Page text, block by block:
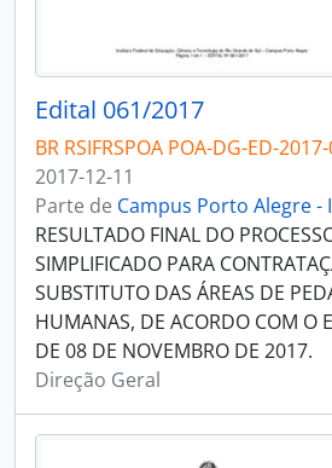
Edital 061/2017
BR RSIFRSPOA POA-DG-ED-
2017-12-11
Parte de Campus Porto Alegre -
RESULTADO FINAL DO
SIMPLIFICADO PARA
SUBSTITUTO DAS ÁREAS DE
HUMANAS, DE ACORDO COM O
DE 08 DE NOVEMBRO DE 2017.
Direção Geral